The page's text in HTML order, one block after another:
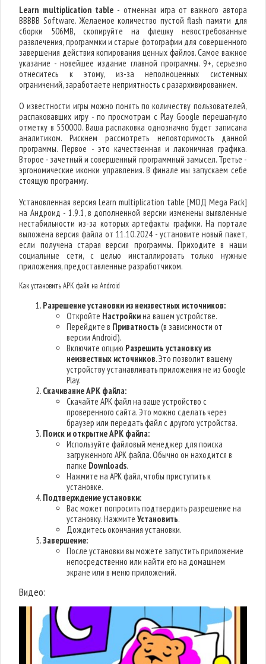
Learn multiplication table- отменная игра от важного автора
BBBBB Software. Желаемое количество пустой flash памяти для
сборки 506MB, скопируйте на флешку невостребованные
развлечения, программки и старые фотографии для совершенного
завершения действия копирования ценных файлов. Самое важное
указание - новейшее издание главной программы. 9+, серьезно
отнеситесь к этому, из-за неполноценных системных
ограничений, заработаете неприятность с разархивированием.
О известности игры можно понять по количеству пользователей,
распаковавших игру - по просмотрам с Play Google перешагнуло
отметку в 550000. Ваша распаковка однозначно будет записана
аналитиком. Рискнем рассмотреть неповторимость данной
программы. Первое - это качественная и лаконичная графика.
Второе - зачетный и совершенный программный замысел. Третье -
эргономические иконки управления. В финале мы запускаем себе
стоящую программу.
Установленная версия Learn multiplication table [МОД Mega Pack]
на Андроид - 1.9.1, в дополненной версии изменены выявленные
нестабильности из-за которых артефакты графики. На портале
выложена версия файла от 11.10.2024 - установите новый пакет,
если получена старая версия программы. Приходите в наши
социальные сети, с целью инсталлировать только нужные
приложения, предоставленные разработчиком.
Как установить APK файл на Android
Разрешение установки из неизвестных источников:
Откройте Настройкина вашем устройстве.
Перейдите в Приватность (в зависимости от
версии Android).
Включите опцию Разрешить установку из
неизвестных источников. Это позволит вашему
устройству устанавливать приложения не из Google
Play.
Скачивание APK файла:
Скачайте APK файл на ваше устройство с
проверенного сайта. Это можно сделать через
браузер или передать файл с другого устройства.
Поиск и открытие APK файла:
Используйте файловый менеджер для поиска
загруженного APK файла. Обычно он находится в
папке Downloads.
Нажмите на APK файл, чтобы приступить к
установке.
Подтверждение установки:
Вас может попросить подтвердить разрешение на
установку. НажмитеУстановить.
Дождитесь окончания установки.
Завершение:
После установки вы можете запустить приложение
непосредственно или найти его на домашнем
экране или в меню приложений.
Видео: